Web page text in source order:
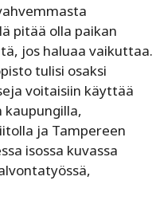
pitää olla paikan
jos haluaa vaikuttaa.
tulisi osaksi
voitaisiin käyttää
kaupungilla,
ja Tampereen
isossa kuvassa